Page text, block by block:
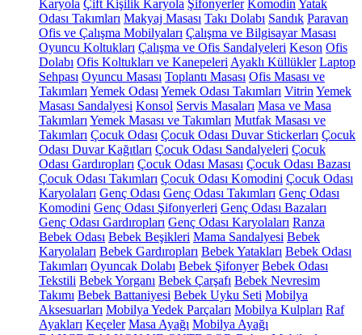
Karyola Çift Kişilik Karyola Şifonyerler Komodin Yatak
Odası Takımları Makyaj Masası Takı Dolabı Sandık Paravan
Ofis ve Çalışma Mobilyaları Çalışma ve Bilgisayar Masası
Oyuncu Koltukları Çalışma ve Ofis Sandalyeleri Keson Ofis
Dolabı Ofis Koltukları ve Kanepeleri Ayaklı Küllükler Laptop
Sehpası Oyuncu Masası Toplantı Masası Ofis Masası ve
Takımları Yemek Odası Yemek Odası Takımları Vitrin Yemek
Masası Sandalyesi Konsol Servis Masaları Masa ve Masa
Takımları Yemek Masası ve Takımları Mutfak Masası ve
Takımları Çocuk Odası Çocuk Odası Duvar Stickerları Çocuk
Odası Duvar Kağıtları Çocuk Odası Sandalyeleri Çocuk
Odası Gardıropları Çocuk Odası Masası Çocuk Odası Bazası
Çocuk Odası Takımları Çocuk Odası Komodini Çocuk Odası
Karyolaları Genç Odası Genç Odası Takımları Genç Odası
Komodini Genç Odası Şifonyerleri Genç Odası Bazaları
Genç Odası Gardıropları Genç Odası Karyolaları Ranza
Bebek Odası Bebek Beşikleri Mama Sandalyesi Bebek
Karyolaları Bebek Gardıropları Bebek Yatakları Bebek Odası
Takımları Oyuncak Dolabı Bebek Şifonyer Bebek Odası
Tekstili Bebek Yorganı Bebek Çarşafı Bebek Nevresim
Takımı Bebek Battaniyesi Bebek Uyku Seti Mobilya
Aksesuarları Mobilya Yedek Parçaları Mobilya Kulpları Raf
Ayakları Keçeler Masa Ayağı Mobilya Ayağı